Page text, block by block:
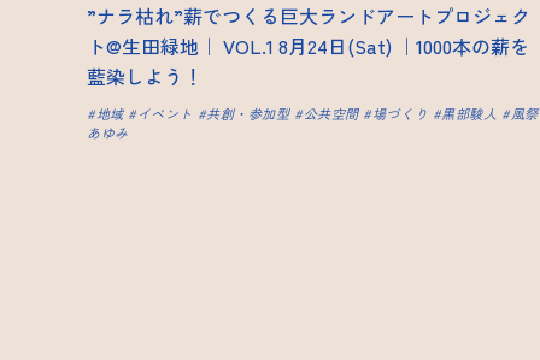
”ナラ枯れ”薪でつくる巨大ランドアートプロジェク
ト@生田緑地｜ VOL.1 8月24日(Sat) ｜1000本の薪を
藍染しよう！
地域 イベント 共創・参加型 公共空間 場づくり 黒部駿人
風祭
あゆみ